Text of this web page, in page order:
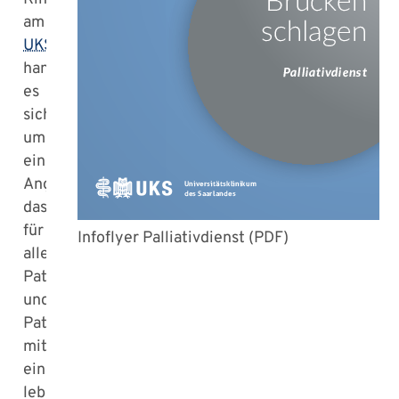
Infoflyer Palliativdienst (PDF)
am
UKS
handelt
es
sich
um
ein
Angebot,
das
für
alle
Patientinnen
und
Patienten
mit
einer
lebenslimitierenden